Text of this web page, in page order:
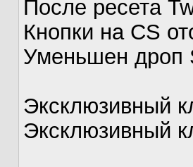
После ресета
Кнопки на CS
Уменьшен дроп
Эксклюзивный
Эксклюзивный